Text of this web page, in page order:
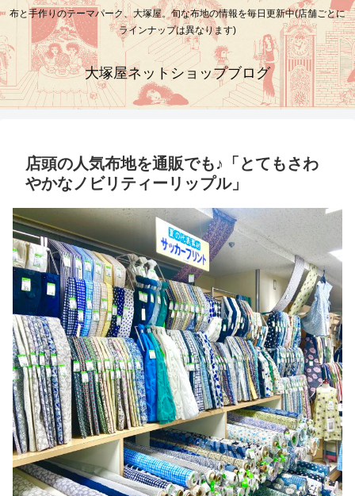
布と手作りのテーマパーク、大塚屋。旬な布地の情報を毎日更新中(店舗ごとに
ラインナップは異なります)
大塚屋ネットショップブログ
店頭の人気布地を通販でも♪「とてもさわ
やかなノビリティーリップル」